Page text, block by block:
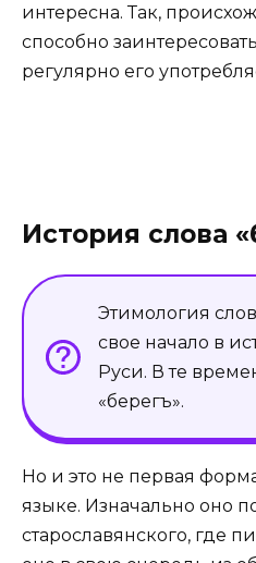
интересна. Так,
способно заинтересовать
регулярно его
История слова
Этимология
свое начало в
Руси. В те
«берегъ».
Но и это не первая
языке. Изначально оно
старославянского, где